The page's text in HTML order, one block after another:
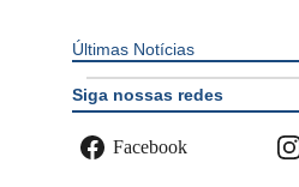
Últimas Notícias
Siga nossas redes
Facebook